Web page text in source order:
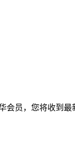
会员，您将收到